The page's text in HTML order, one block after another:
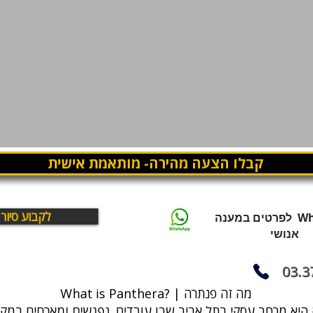
קבלו הצעה מהירה- מותאמת אישית
לקבוע סיור
WhatsApp לפרטים במענה
אנושי
What is Panthera? | מה זה פנתרה